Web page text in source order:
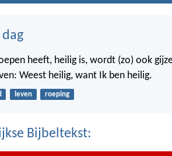
heeft, heilig is, wordt (zo) ook
Weest heilig, want Ik ben heilig.
leven roeping
Bijbeltekst: